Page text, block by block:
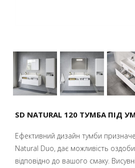
SD NATURAL 120 ТУМБА ПІД
Ефективний дизайн тумби
Natural Duo, дає можливість
відповідно до вашого смаку.